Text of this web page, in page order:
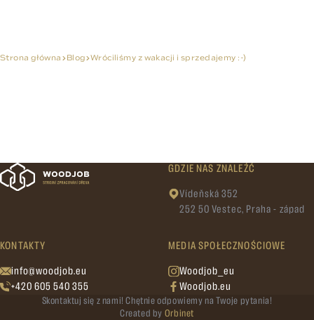
Strona główna Blog Wróciliśmy z wakacji i sprzedajemy :-)
GDZIE NAS ZNALEŹĆ
Vídeňská 352
252 50 Vestec, Praha - západ
KONTAKTY
info@woodjob.eu
+420 605 540 355
MEDIA SPOŁECZNOŚCIOWE
Woodjob_eu
Woodjob.eu
Skontaktuj się z nami! Chętnie odpowiemy na Twoje pytania!
Created by Orbinet